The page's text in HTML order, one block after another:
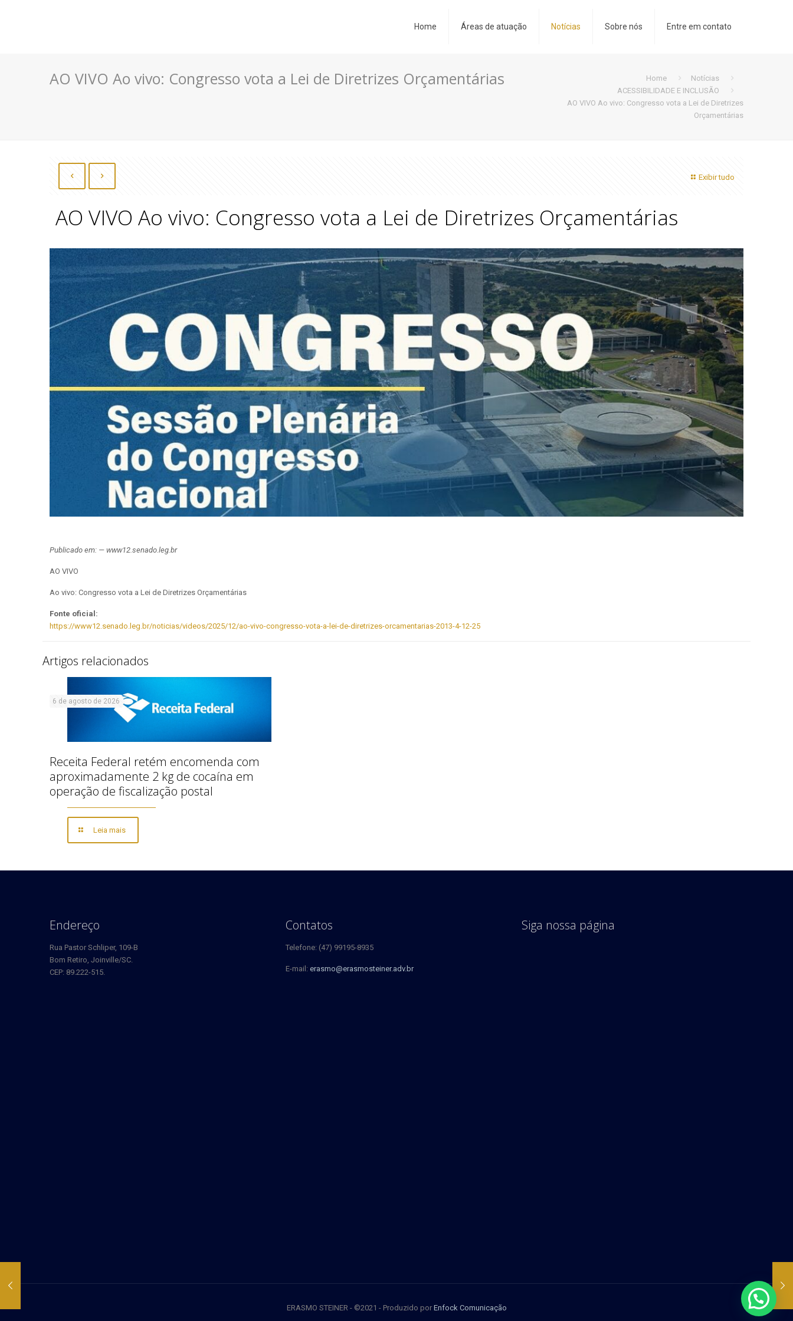
Home Áreas de atuação Notícias Sobre nós Entre em contato
AO VIVO Ao vivo: Congresso vota a Lei de Diretrizes Orçamentárias Home
Notícias
ACESSIBILIDADE E INCLUSÃO
AO VIVO Ao vivo: Congresso vota a Lei de Diretrizes
Orçamentárias
Exibir tudo
AO VIVO Ao vivo: Congresso vota a Lei de Diretrizes Orçamentárias
Publicado em: — www12.senado.leg.br
AO VIVO
Ao vivo: Congresso vota a Lei de Diretrizes Orçamentárias
Fonte oficial:
https://www12.senado.leg.br/noticias/videos/2025/12/ao-vivo-congresso-vota-a-lei-de-diretrizes-orcamentarias-2013-4-12-25
Artigos relacionados
6 de agosto de 2026
Receita Federal retém encomenda com
aproximadamente 2 kg de cocaína em
operação de fiscalização postal
Leia mais
Endereço
Rua Pastor Schliper, 109-B
Bom Retiro, Joinville/SC.
CEP: 89.222-515.
Contatos
Telefone: (47) 99195-8935
E-mail: erasmo@erasmosteiner.adv.br
Siga nossa página
ERASMO STEINER - ©2021 - Produzido por Enfock Comunicação